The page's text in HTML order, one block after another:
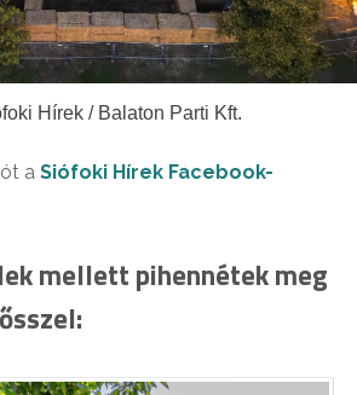
Hírek / Balaton Parti Kft.
a Siófoki Hírek Facebook-
mellett pihennétek meg